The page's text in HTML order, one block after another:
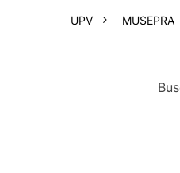
UPV MUSEPRA